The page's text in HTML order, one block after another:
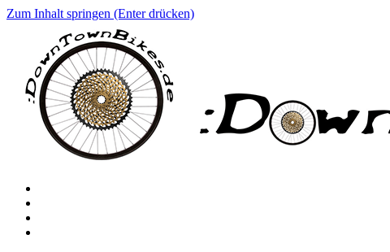
Zum Inhalt springen (Enter drücken)
:Downtownbikes
Der Fahrradladen in Düsseldorf am Hauptbahnhof